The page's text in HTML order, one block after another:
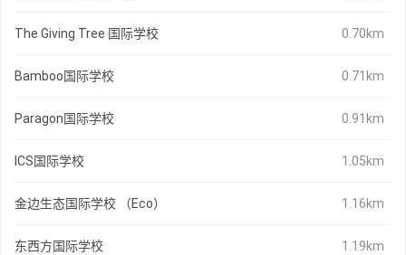
The Giving Tree 国际学校 0.70km
Bamboo国际学校 0.71km
Paragon国际学校 0.91km
ICS国际学校 1.05km
金边生态国际学校 （Eco） 1.16km
东西方国际学校 1.19km